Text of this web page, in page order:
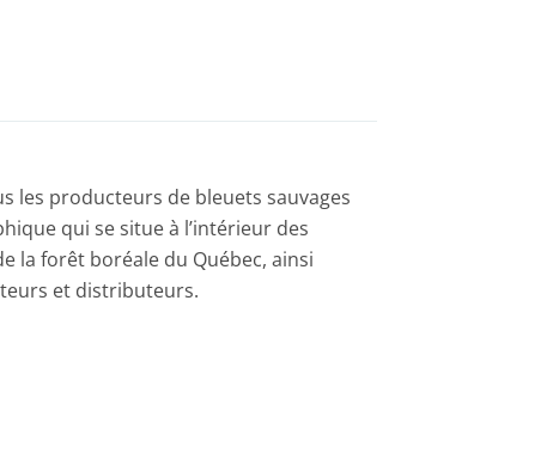
les producteurs de bleuets sauvages
qui se situe à l’intérieur des
la forêt boréale du Québec, ainsi
et distributeurs.